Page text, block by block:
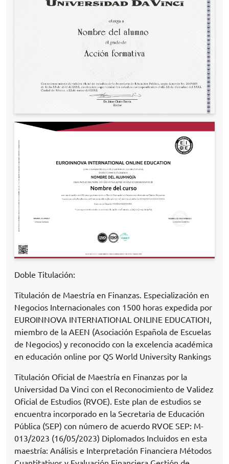
Doble Titulación:
Titulación de Maestría en Finanzas. Especialización en
Negocios Internacionales con 1500 horas expedida por
EUROINNOVA INTERNATIONAL ONLINE EDUCATION,
miembro de la AEEN (Asociación Española de Escuelas
de Negocios) y reconocido con la excelencia académica
en educación online por QS World University Rankings
Titulación Oficial de Maestría en Finanzas por la
Universidad Da Vinci con el Reconocimiento de Validez
Oficial de Estudios (RVOE). Este plan de estudios se
encuentra incorporado en la Secretaria de Educación
Pública (SEP) con número de acuerdo RVOE SEP: M-
013/2023 (16/05/2023) Diplomados Incluidos en esta
maestría: Análisis e Interpretación Financiera Métodos